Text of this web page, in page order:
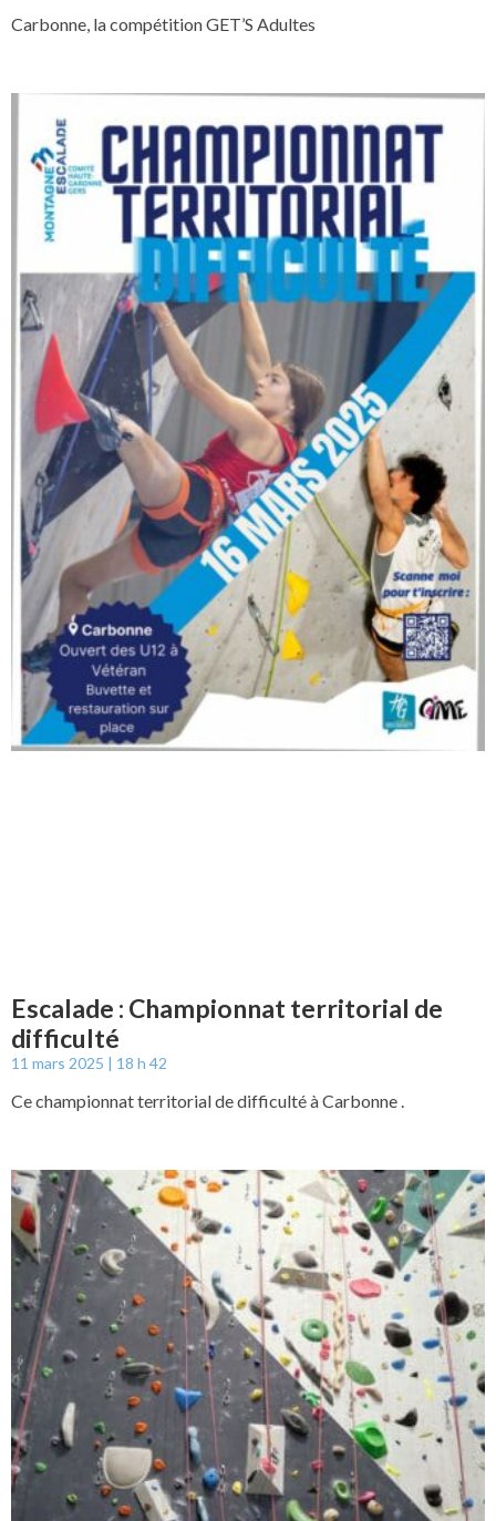
Carbonne, la compétition GET’S Adultes
Escalade : Championnat territorial de
difficulté
11 mars 2025 18 h 42
Ce championnat territorial de difficulté à Carbonne .